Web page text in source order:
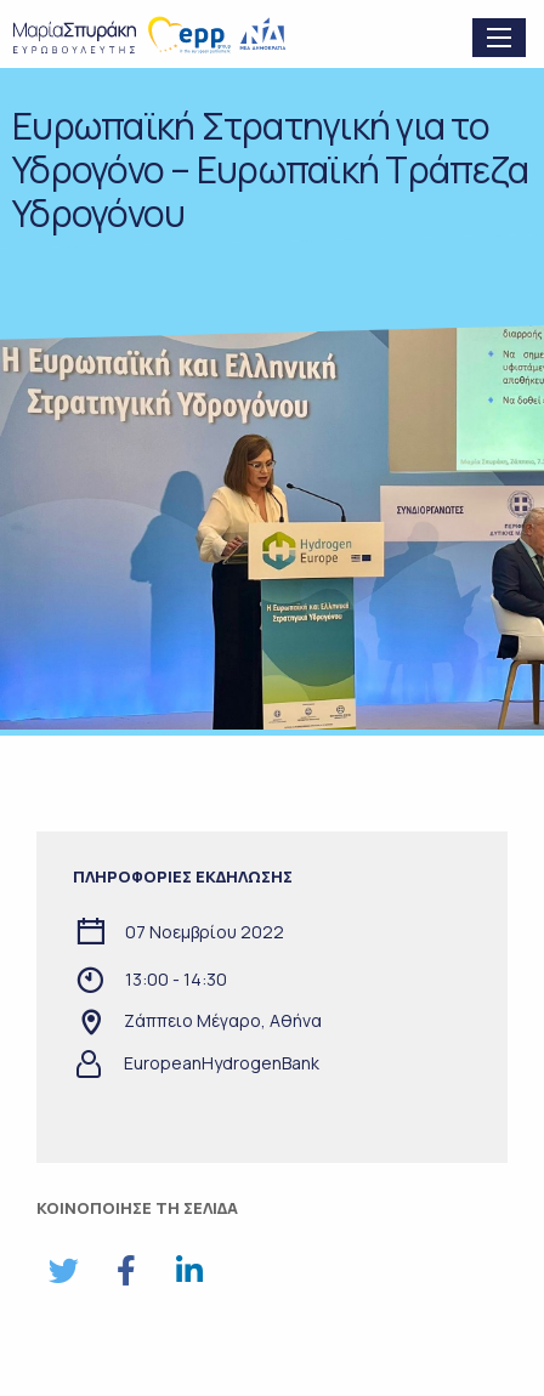
Ευρωπαϊκή Στρατηγική για το
Υδρογόνο – Ευρωπαϊκή Τράπεζα
Υδρογόνου
ΠΛΗΡΟΦΟΡΙΕΣ ΕΚΔΗΛΩΣΗΣ
07 Νοεμβρίου 2022
13:00 - 14:30
Ζάππειο Μέγαρο, Αθήνα
EuropeanHydrogenBank
ΚΟΙΝΟΠΟΙΗΣΕ ΤΗ ΣΕΛΙΔΑ